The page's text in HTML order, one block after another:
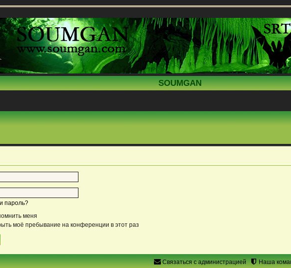
SOUMGAN
пароль?
меня
моё пребывание на конференции в этот раз
Наша
Связаться с администрацией